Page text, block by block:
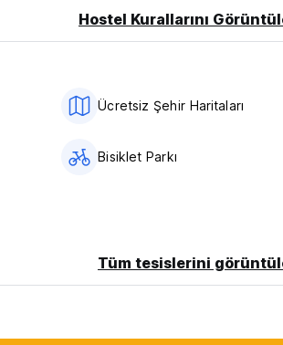
Hostel Kurallarını
Ücretsiz Şehir Haritaları
Bisiklet Parkı
Tüm tesislerini